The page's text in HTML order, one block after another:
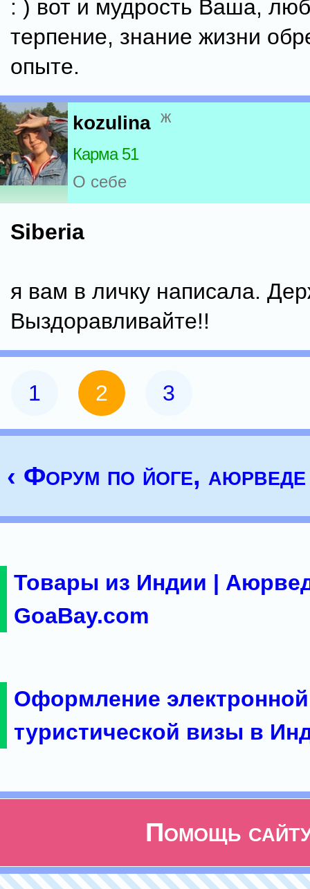
: ) вот и мудрость Ваша,
терпение, знание жизни
опыте.
kozulina ж
Карма 51
О себе
Siberia
я вам в личку написала.
Выздоравливайте!!
1 2 3
‹ Форум по йоге,
Товары из Индии |
GoaBay.com
Оформление электронной
туристической визы в
Помощь